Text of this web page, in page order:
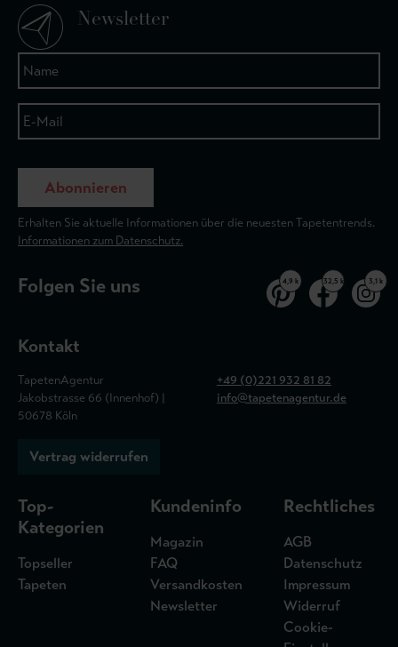
Newsletter
Abonnieren
Erhalten Sie aktuelle Informationen über die neuesten Tapetentrends.
Informationen zum Datenschutz.
Folgen Sie uns 4,9 k 32,5 k 3,1 k
Kontakt
TapetenAgentur
Jakobstrasse 66 (Innenhof) |
50678 Köln
+49 (0)221 932 81 82
info@tapetenagentur.de
Vertrag widerrufen
Top-
Kategorien
Topseller
Tapeten
Kundeninfo
Magazin
FAQ
Versandkosten
Newsletter
Rechtliches
AGB
Datenschutz
Impressum
Widerruf
Cookie-